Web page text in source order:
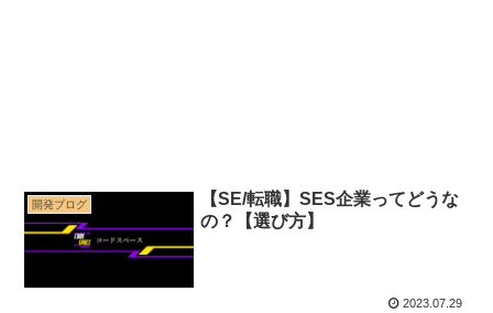
開発ブログ
【SE/転職】SES企業ってどうな
の？【選び方】
2023.07.29